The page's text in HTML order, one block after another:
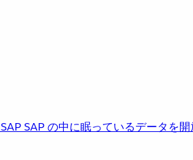
SAPSAP の中に眠っているデータを